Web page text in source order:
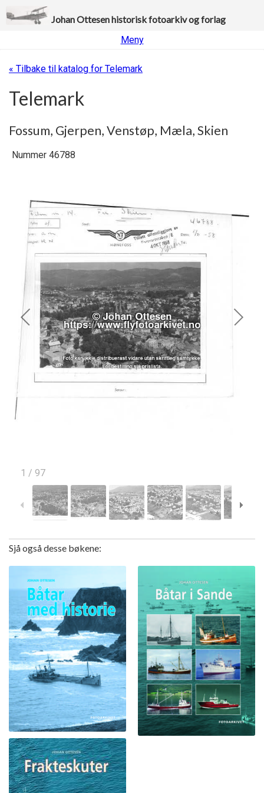
Johan Ottesen historisk fotoarkiv og forlag
Meny
« Tilbake til katalog for Telemark
Telemark
Fossum, Gjerpen, Venstøp, Mæla, Skien
1 / 97
Nummer 46788
Sjå også desse bøkene: